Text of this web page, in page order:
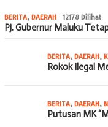
BERITA, DAERAH 12178 Dilihat
Pj. Gubernur Maluku
BERITA, DAERAH,
Rokok Ilegal
BERITA, DAERAH,
Putusan MK